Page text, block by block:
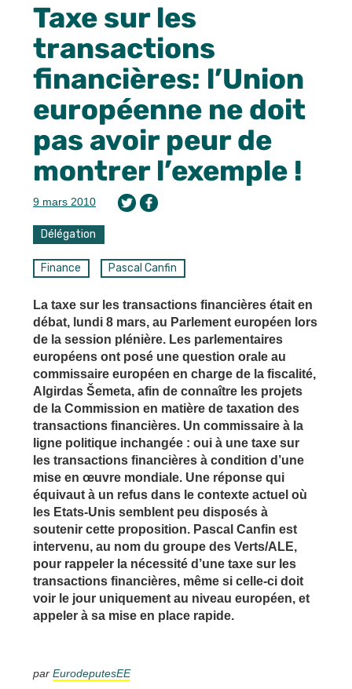
Taxe sur les
transactions
financières: l’Union
européenne ne doit
pas avoir peur de
montrer l’exemple !
9 mars 2010
Délégation
Finance Pascal Canfin
La taxe sur les transactions financières était en
débat, lundi 8 mars, au Parlement européen lors
de la session plénière. Les parlementaires
européens ont posé une question orale au
commissaire européen en charge de la fiscalité,
Algirdas Šemeta, afin de connaître les projets
de la Commission en matière de taxation des
transactions financières. Un commissaire à la
ligne politique inchangée : oui à une taxe sur
les transactions financières à condition d’une
mise en œuvre mondiale. Une réponse qui
équivaut à un refus dans le contexte actuel où
les Etats-Unis semblent peu disposés à
soutenir cette proposition. Pascal Canfin est
intervenu, au nom du groupe des Verts/ALE,
pour rappeler la nécessité d’une taxe sur les
transactions financières, même si celle-ci doit
voir le jour uniquement au niveau européen, et
appeler à sa mise en place rapide.
par EurodeputesEE